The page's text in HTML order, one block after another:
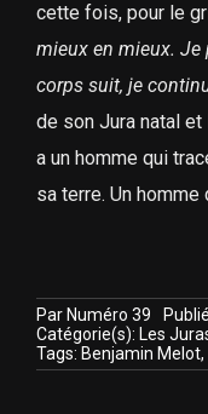
cette fois, pour le
mieux en mieux. Je
corps suit, je
de son Jura natal
a un homme qui
sa terre. Un homme
Par Numéro 39
Catégorie(s): Les
Tags: Benjamin Melot,